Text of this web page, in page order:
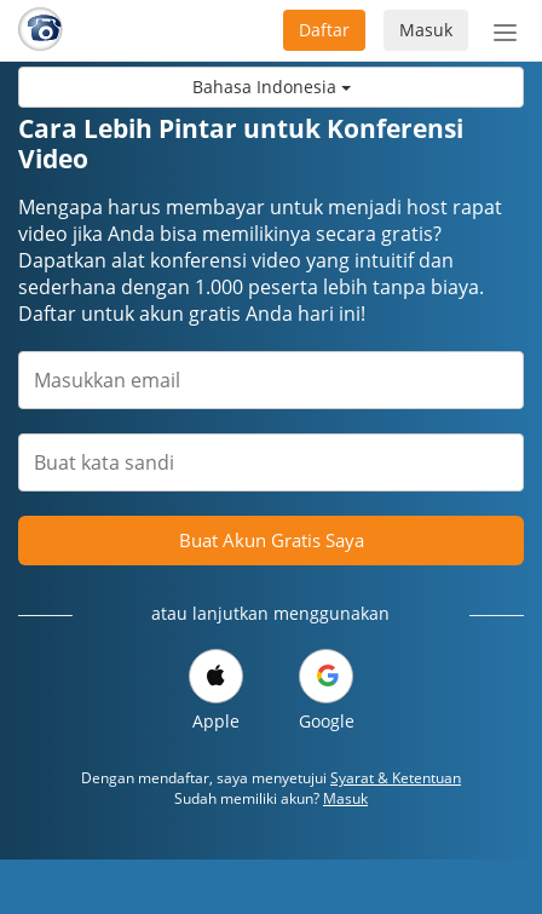
Bahasa Indonesia
Masuk
Daftar
Cara Lebih Pintar untuk Konferensi
Video
Mengapa harus membayar untuk menjadi host rapat
video jika Anda bisa memilikinya secara gratis?
Dapatkan alat konferensi video yang intuitif dan
sederhana dengan 1.000 peserta lebih tanpa biaya.
Daftar untuk akun gratis Anda hari ini!
Buat Akun Gratis Saya
atau lanjutkan menggunakan
Apple Google
Dengan mendaftar, saya menyetujui Syarat & Ketentuan
Sudah memiliki akun? Masuk